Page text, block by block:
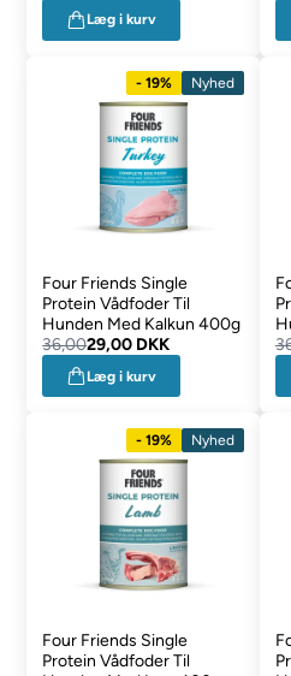
Læg i kurv
- 19% Nyhed
Four Friends Single
Protein Vådfoder Til
Hunden Med Kalkun 400g
36,0029,00 DKK
Læg i kurv
- 19% Nyhed
Four Friends Single
Protein Vådfoder Til